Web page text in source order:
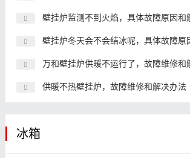
壁挂炉监测不到火焰，具体故障原因和
壁挂炉冬天会不会结冰呢，具体故障原
万和壁挂炉供暖不运行了，故障维修和
供暖不热壁挂炉，故障维修和解决办法
冰箱